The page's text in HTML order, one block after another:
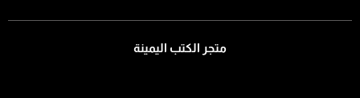
متجر الكتب اليمينة